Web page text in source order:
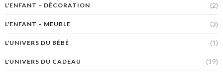
L'ENFANT – DÉCORATION (2)
L'ENFANT – MEUBLE (3)
L'UNIVERS DU BÉBÉ (1)
L'UNIVERS DU CADEAU (19)